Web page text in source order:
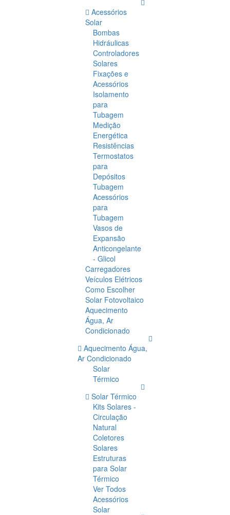
Acessórios
Solar
Bombas
Hidráulicas
Controladores
Solares
Fixações e
Acessórios
Isolamento
para
Tubagem
Medição
Energética
Resistências
Termostatos
para
Depósitos
Tubagem
Acessórios
para
Tubagem
Vasos de
Expansão
Anticongelante
- Glicol
Carregadores
Veículos Elétricos
Como Escolher
Solar Fotovoltaico
Aquecimento
Água, Ar
Condicionado
Aquecimento Água,
Ar Condicionado
Solar
Térmico
Solar Térmico
Kits Solares -
Circulação
Natural
Coletores
Solares
Estruturas
para Solar
Térmico
Ver Todos
Acessórios
Solar